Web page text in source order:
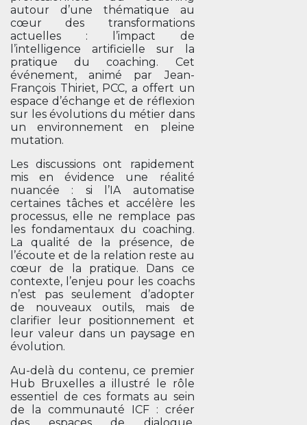
autour d’une thématique au
cœur des transformations
actuelles : l’impact de
l’intelligence artificielle sur la
pratique du coaching. Cet
événement, animé par Jean-
François Thiriet, PCC, a offert un
espace d’échange et de réflexion
sur les évolutions du métier dans
un environnement en pleine
mutation.
Les discussions ont rapidement
mis en évidence une réalité
nuancée : si l’IA automatise
certaines tâches et accélère les
processus, elle ne remplace pas
les fondamentaux du coaching.
La qualité de la présence, de
l’écoute et de la relation reste au
cœur de la pratique. Dans ce
contexte, l’enjeu pour les coachs
n’est pas seulement d’adopter
de nouveaux outils, mais de
clarifier leur positionnement et
leur valeur dans un paysage en
évolution.
Au-delà du contenu, ce premier
Hub Bruxelles a illustré le rôle
essentiel de ces formats au sein
de la communauté ICF : créer